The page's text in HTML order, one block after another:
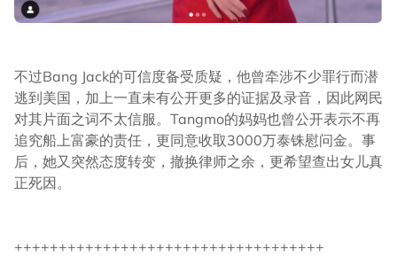
不过Bang Jack的可信度备受质疑，他曾牵涉不少罪行而潜
逃到美国，加上一直未有公开更多的证据及录音，因此网民
对其片面之词不太信服。Tangmo的妈妈也曾公开表示不再
追究船上富豪的责任，更同意收取3000万泰铢慰问金。事
后，她又突然态度转变，撤换律师之余，更希望查出女儿真
正死因。
+++++++++++++++++++++++++++++++++++